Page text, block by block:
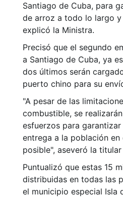
Santiago de Cuba, para
de arroz a todo lo largo y
explicó la Ministra.
Precisó que el segundo
a Santiago de Cuba, ya
dos últimos serán
puerto chino para su
"A pesar de las
combustible, se
esfuerzos para
entrega a la población
posible", aseveró la
Puntualizó que estas 15
distribuidas en todas las
el municipio especial Isla